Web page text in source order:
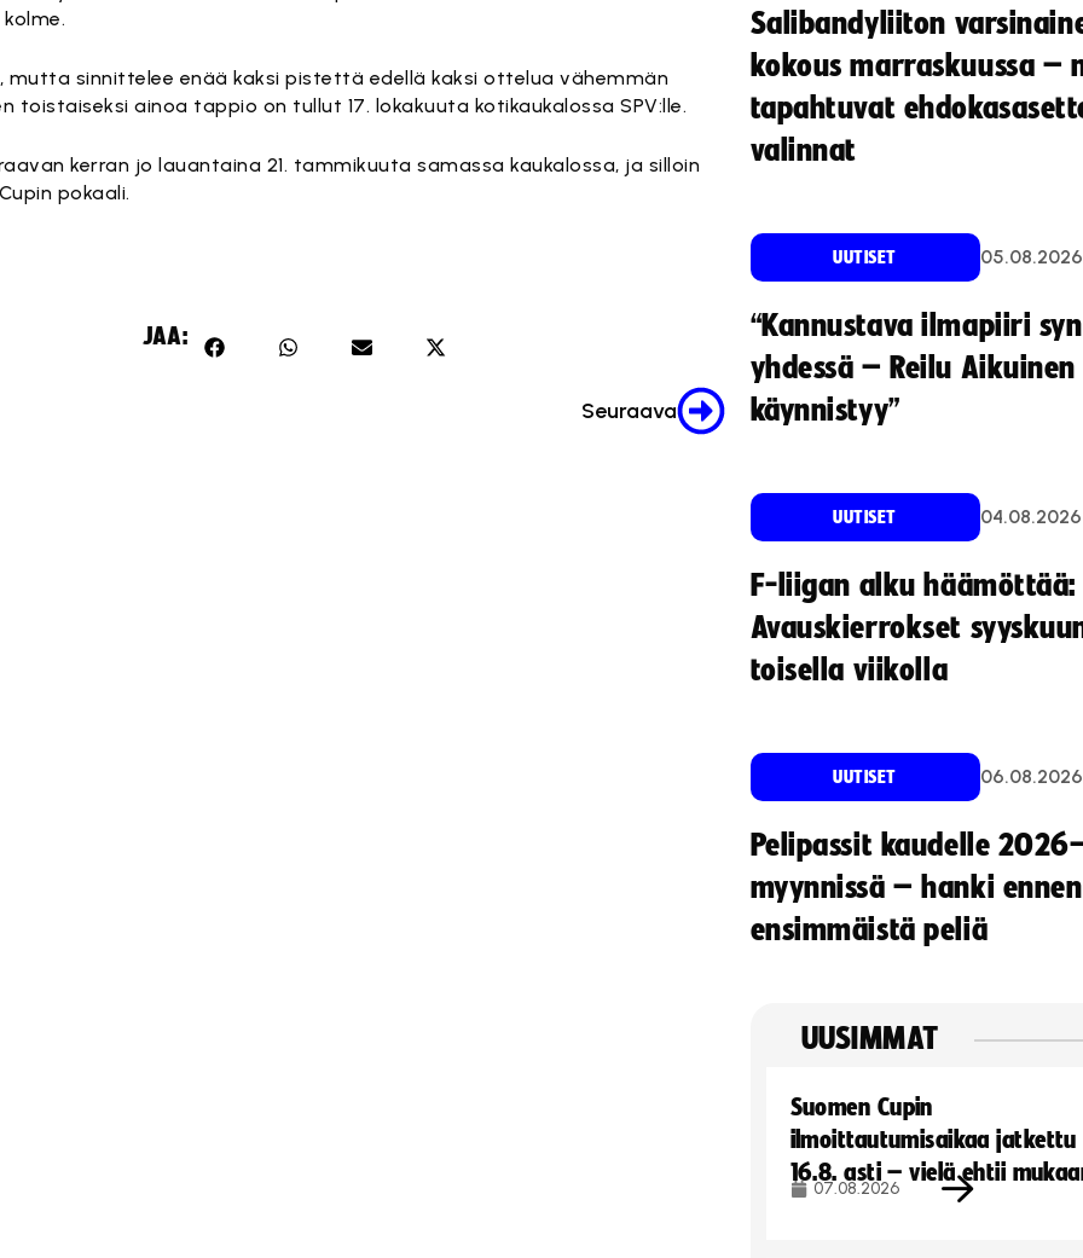
mutta sinnittelee enää kaksi pistettä edellä kaksi ottelua vähemmän
toistaiseksi ainoa tappio on tullut 17. lokakuuta kotikaukalossa SPV:lle.
kerran jo lauantaina 21. tammikuuta samassa kaukalossa, ja silloin
pokaali.
JAA:
Seuraava
Salibandyliiton
kokous marraskuussa –
tapahtuvat
valinnat
UUTISET 05.08.2026
“Kannustava ilmapiiri
yhdessä – Reilu
käynnistyy”
UUTISET 04.08.2026
F-liigan alku häämöttää:
Avauskierrokset
toisella viikolla
UUTISET 06.08.2026
Pelipassit kaudelle
myynnissä – hanki ennen
ensimmäistä peliä
UUSIMMAT
Suomen Cupin
ilmoittautumisaikaa jatkettu
16.8. asti – vielä ehtii
07.08.2026